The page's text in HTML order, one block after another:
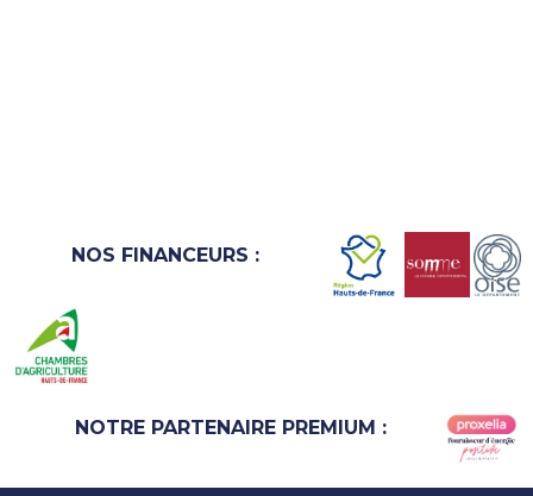
NOS FINANCEURS :
NOTRE PARTENAIRE PREMIUM :